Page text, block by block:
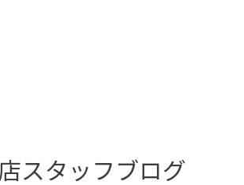
スタッフブログ